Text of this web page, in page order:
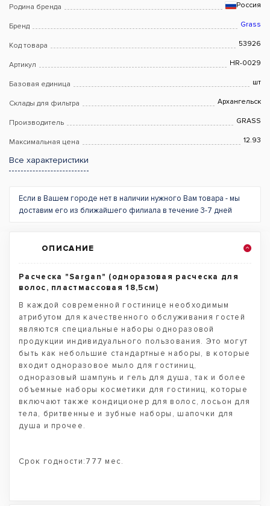
Родина бренда Россия
Бренд Grass
Код товара 53926
Артикул HR-0029
Базовая единица шт
Склады для фильтра Архангельск
Производитель GRASS
Максимальная цена 12.93
Все характеристики
Если в Вашем городе нет в наличии нужного Вам товара - мы
доставим его из ближайшего филиала в течение 3-7 дней
ОПИСАНИЕ
Расческа "Sargan" (одноразовая расческа для
волос, пластмассовая 18,5см)
В каждой современной гостинице необходимым
атрибутом для качественного обслуживания гостей
являются специальные наборы одноразовой
продукции индивидуального пользования. Это могут
быть как небольшие стандартные наборы, в которые
входит одноразовое мыло для гостиниц,
одноразовый шампунь и гель для душа, так и более
объемные наборы косметики для гостиниц, которые
включают также кондиционер для волос, лосьон для
тела, бритвенные и зубные наборы, шапочки для
душа и прочее.
Срок годности:777 мес.